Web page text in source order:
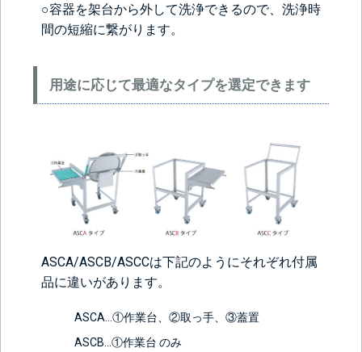
○容器を架台から外して洗浄できるので、洗浄時
間の短縮に繋がります。
用途に応じて最適なタイプを選定できます
ASCA/ASCB/ASCCは下記のようにそれぞれ付属
品に違いがあります。
ASCA…①作業台、②取っ手、③蓋置
ASCB…①作業台 のみ